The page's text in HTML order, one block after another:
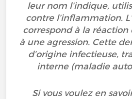
leur nom l’indique,
contre l’inflammation.
correspond à la réaction
à une agression. Cette
d’origine infectieuse,
interne (maladie
Si vous voulez en